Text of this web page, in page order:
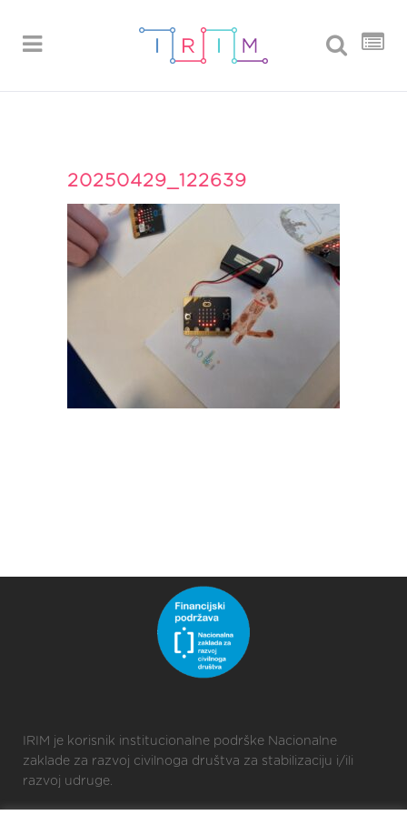
20250429_122639
IRIM je korisnik institucionalne podrške Nacionalne
zaklade za razvoj civilnoga društva za stabilizaciju i/ili
razvoj udruge.